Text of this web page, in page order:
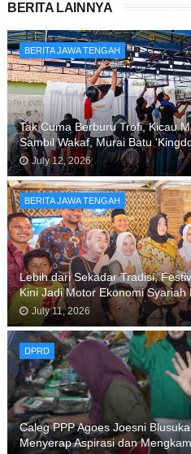
BERITA LAINNYA
BERITA JAWA TENGAH
Tak Cuma Berburu Trofi, Kicau
Sambil Wakaf, Murai Batu
July 12, 2026
BERITA JAWA TENGAH
Lebih dari Sekadar Tradisi,
Kini Jadi Motor Ekonomi Syariah
July 11, 2026
DPRD
Caleg PPP Agoes Joesni
Menyerap Aspirasi dan